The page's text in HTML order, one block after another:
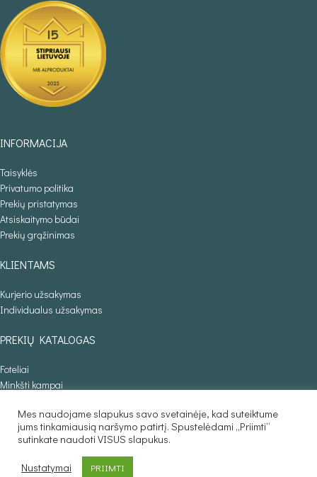
INFORMACIJA
Taisyklės
Privatumo politika
Prekių pristatymas
Atsiskaitymo būdai
Prekių grąžinimas
KLIENTAMS
Kurjerio užsakymas
Individualus užsakymas
PREKIŲ KATALOGAS
Foteliai
Minkšti kampai
Sofos lovos
Stalai
Baldaila.lt © 2025
Mes naudojame slapukus savo svetainėje, kad suteiktume
jums tinkamiausią naršymo patirtį. Spustelėdami „Priimti“
sutinkate naudoti VISUS slapukus.
Nustatymai PRIIMTI